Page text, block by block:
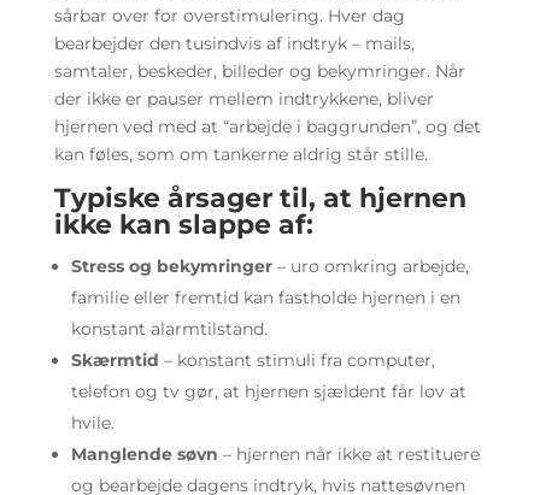
sårbar over for overstimulering. Hver dag
bearbejder den tusindvis af indtryk – mails,
samtaler, beskeder, billeder og bekymringer. Når
der ikke er pauser mellem indtrykkene, bliver
hjernen ved med at “arbejde i baggrunden”, og det
kan føles, som om tankerne aldrig står stille.
Typiske årsager til, at hjernen
ikke kan slappe af:
Stress og bekymringer– uro omkring arbejde,
familie eller fremtid kan fastholde hjernen i en
konstant alarmtilstand.
Skærmtid – konstant stimuli fra computer,
telefon og tv gør, at hjernen sjældent får lov at
hvile.
Manglende søvn – hjernen når ikke at restituere
og bearbejde dagens indtryk, hvis nattesøvnen